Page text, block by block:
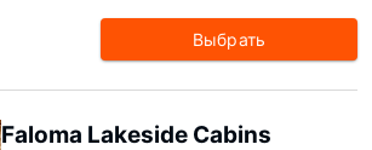
Выбрать
Faloma Lakeside Cabins